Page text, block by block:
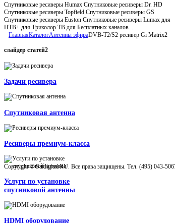
Спутниковые ресиверы Humax Спутниковые ресиверы Dr. HD
Спутниковые ресиверы Topfield Спутниковые ресиверы GS
Спутниковые ресиверы Euston Спутниковые ресиверы Lumax для
НТВ+ для Триколор ТВ для Бесплатных каналов...
ГлавнаяКаталогАнтенны эфираDVB-T2/S2 ресивер Gi Matrix2
слайдер статей2
Задачи ресивера
Спутниковая антенна
Ресиверы премиум-класса
Услуги по установке
спутниковой антенны
HDMI оборудование
Copyright © Satdigital.RU. Все права защищены. Тел. (495) 043-